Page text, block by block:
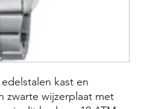
kast en
zwarte wijzerplaat met